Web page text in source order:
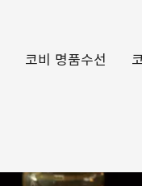
코비 명품수선